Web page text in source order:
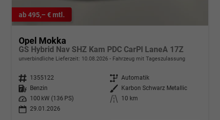
ab 495,– € mtl.
Opel Mokka
GS Hybrid Nav SHZ Kam PDC CarPl LaneA 17Z
unverbindliche Lieferzeit: 10.08.2026 Fahrzeug mit Tageszulassung
Fahrzeugnr. 1355122 Getriebe Automatik
Kraftstoff
Benzin Außenfarbe
Karbon Schwarz Metallic
Leistung
100 kW (136 PS) Kilometerstand
10 km
29.01.2026